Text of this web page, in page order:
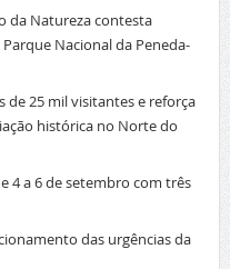
da Natureza contesta
Nacional da Peneda-
de 25 mil visitantes e reforça
histórica no Norte do
4 a 6 de setembro com três
das urgências da